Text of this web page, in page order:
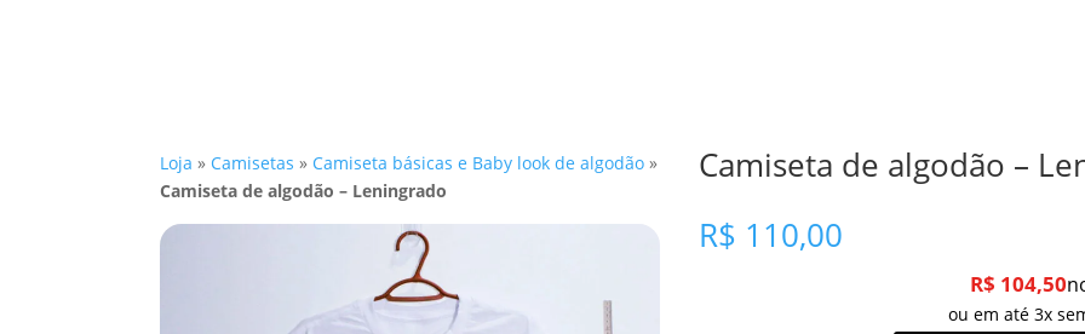
Loja » Camisetas » Camiseta básicas e Baby look de algodão »
Camiseta de algodão – Leningrado
Camiseta de algodão –
R$ 110,00
R$ 104,50
ou em até 3x